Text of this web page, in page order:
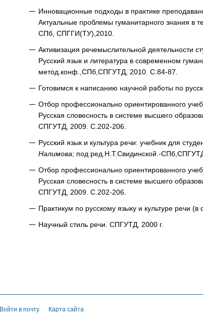
Инновационные подходы в практике
Актуальные проблемы гуманитарного знания в
СПб, СПГГИ(ТУ),2010.
Активизация речемыслительной деятельности
Русский язык и литература в современном
метод.конф.,СПб,СПГУТД, 2010. С.84-87.
Готовимся к написанию научной работы по
Отбор профессионально ориентированного
Русская словесность в системе высшего
СПГУТД, 2009. С.202-206.
Русский язык и культура речи: учебник для
Налимова; под ред.Н.Т.Свидинской.-
Отбор профессионально ориентированного
Русская словесность в системе высшего
СПГУТД, 2009. С.202-206.
Практикум по русскому языку и культуре речи
Научный стиль речи. СПГУТД, 2000 г.
Войти в почту Карта сайта